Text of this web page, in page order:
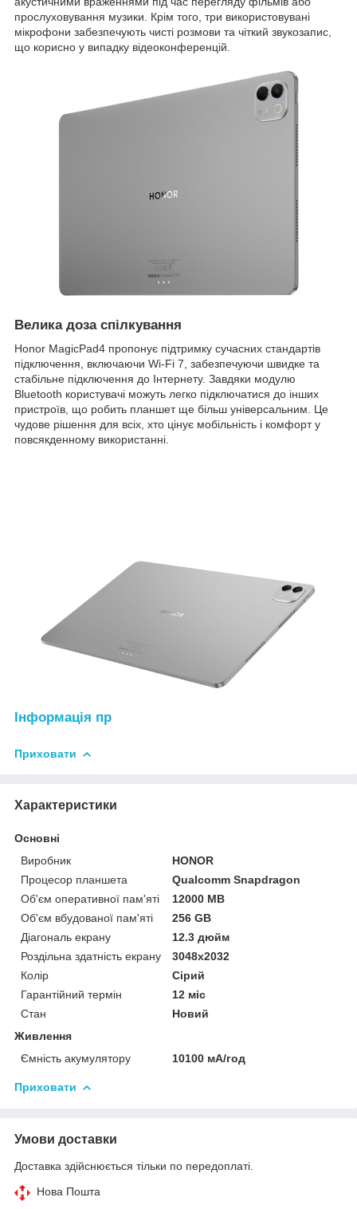
прослуховування музики. Крім того, три використовувані
мікрофони забезпечують чисті розмови та чіткий звукозапис,
що корисно у випадку відеоконференцій.
Велика доза спілкування
Honor MagicPad4 пропонує підтримку сучасних стандартів
підключення, включаючи Wi-Fi 7, забезпечуючи швидке та
стабільне підключення до Інтернету. Завдяки модулю
Bluetooth користувачі можуть легко підключатися до інших
пристроїв, що робить планшет ще більш універсальним. Це
чудове рішення для всіх, хто цінує мобільність і комфорт у
повсякденному використанні.
Інформація пр
Приховати
Характеристики
Основні
Виробник
HONOR
Процесор планшета
Qualcomm Snapdragon
Об'єм оперативної пам'яті
12000 MB
Об'єм вбудованої пам'яті
256 GB
Діагональ екрану
12.3 дюйм
Роздільна здатність екрану
3048x2032
Колір
Сірий
Гарантійний термін
12 міс
Стан
Новий
Живлення
Ємність акумулятору
10100 мА/год
Приховати
Умови доставки
Доставка здійснюється тільки по передоплаті.
Нова Пошта